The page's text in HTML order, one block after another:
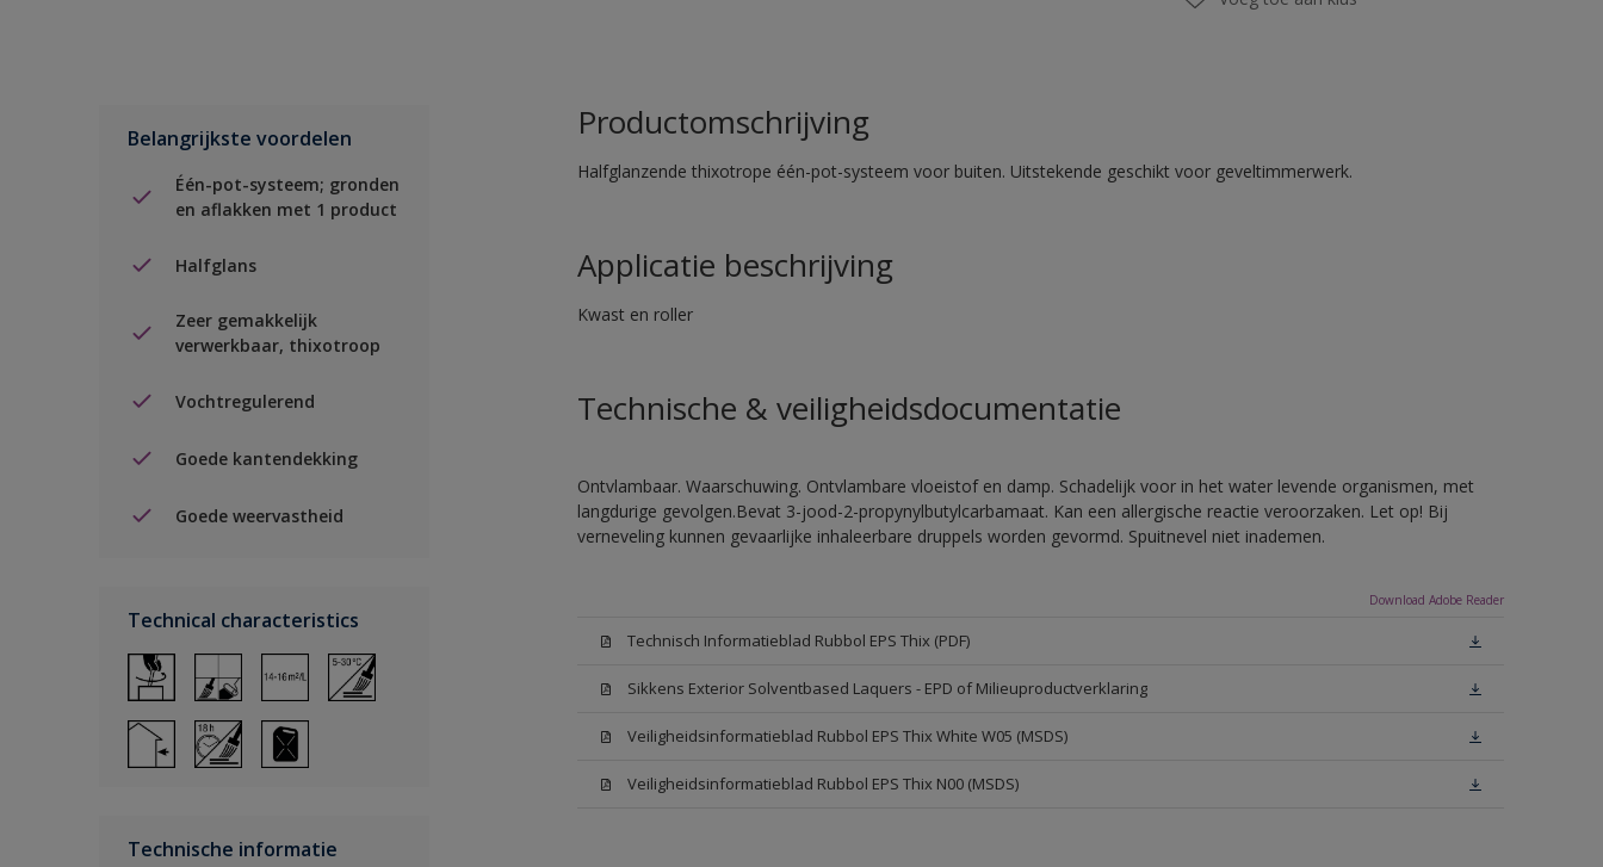
Belangrijkste voordelen
Één-pot-systeem; gronden
en aflakken met 1 product
Halfglans
Zeer gemakkelijk
verwerkbaar, thixotroop
Vochtregulerend
Goede kantendekking
Goede weervastheid
Technical characteristics
Technische informatie
Productomschrijving
Halfglanzende thixotrope één-pot-systeem voor buiten. Uitstekende geschikt voor geveltimmerwerk.
Applicatie beschrijving
Kwast en roller
Technische & veiligheidsdocumentatie
Ontvlambaar. Waarschuwing. Ontvlambare vloeistof en damp. Schadelijk voor in het water levende organismen, met
langdurige gevolgen.Bevat 3-jood-2-propynylbutylcarbamaat. Kan een allergische reactie veroorzaken. Let op! Bij
verneveling kunnen gevaarlijke inhaleerbare druppels worden gevormd. Spuitnevel niet inademen.
Download Adobe Reader
Technisch Informatieblad Rubbol EPS Thix (PDF)
Sikkens Exterior Solventbased Laquers - EPD of Milieuproductverklaring
Veiligheidsinformatieblad Rubbol EPS Thix White W05 (MSDS)
Veiligheidsinformatieblad Rubbol EPS Thix N00 (MSDS)